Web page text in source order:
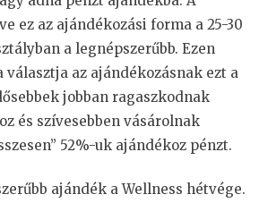
ez az ajándékozási forma a 25-30
a legnépszerűbb. Ezen
választja az ajándékozásnak ezt a
jobban ragaszkodnak
és szívesebben vásárolnak
52%-uk ajándékoz pénzt.
ajándék a Wellness hétvége.